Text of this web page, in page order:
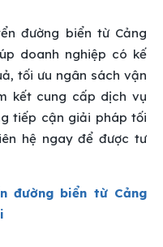
đường biển từ Cảng
doanh nghiệp có kế
tối ưu ngân sách vận
kết cung cấp dịch vụ
tiếp cận giải pháp tối
hệ ngay để được tư
đường biển từ Cảng